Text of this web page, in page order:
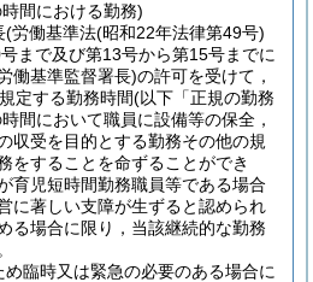
間における勤務)
(労働基準法(昭和22年法律第49号)
まで及び第13号から第15号までに
働基準監督署長)の許可を受けて，
定する勤務時間(以下「正規の勤務
間において職員に設備等の保全，
収受を目的とする勤務その他の規
をすることを命ずることができ
育児短時間勤務職員等である場合
に著しい支障が生ずると認められ
る場合に限り，当該継続的な勤務
臨時又は緊急の必要のある場合に